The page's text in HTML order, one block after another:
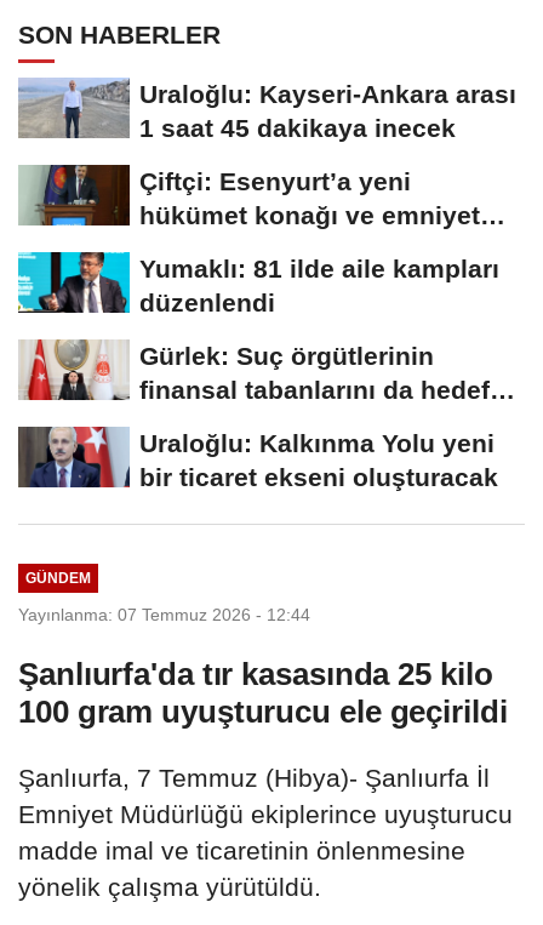
SON HABERLER
Uraloğlu: Kayseri-Ankara arası
1 saat 45 dakikaya inecek
Çiftçi: Esenyurt’a yeni
hükümet konağı ve emniyet
Yumaklı: 81 ilde aile kampları
düzenlendi
Gürlek: Suç örgütlerinin
finansal tabanlarını da hedef
Uraloğlu: Kalkınma Yolu yeni
bir ticaret ekseni oluşturacak
GÜNDEM
Yayınlanma: 07 Temmuz 2026 - 12:44
Şanlıurfa'da tır kasasında 25 kilo
100 gram uyuşturucu ele geçirildi
Şanlıurfa, 7 Temmuz (Hibya)- Şanlıurfa İl
Emniyet Müdürlüğü ekiplerince uyuşturucu
madde imal ve ticaretinin önlenmesine
yönelik çalışma yürütüldü.